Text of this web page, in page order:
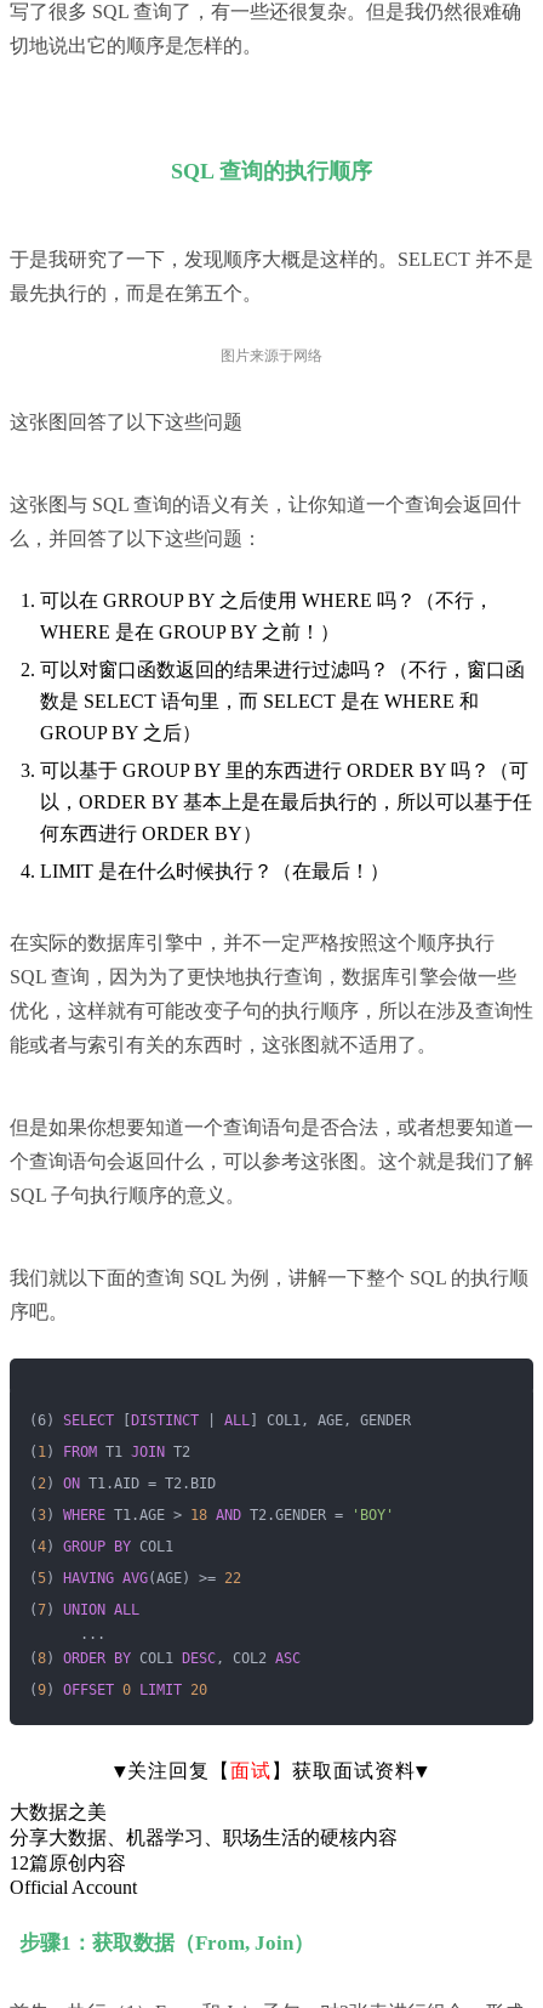
写了很多 SQL 查询了，有一些还很复杂。但是我仍然很难确
切地说出它的顺序是怎样的。
SQL 查询的执行顺序
于是我研究了一下，发现顺序大概是这样的。SELECT 并不是
最先执行的，而是在第五个。
图片来源于网络
这张图回答了以下这些问题
这张图与 SQL 查询的语义有关，让你知道一个查询会返回什
么，并回答了以下这些问题：
可以在 GRROUP BY 之后使用 WHERE 吗？（不行，
WHERE 是在 GROUP BY 之前！）
可以对窗口函数返回的结果进行过滤吗？（不行，窗口函
数是 SELECT 语句里，而 SELECT 是在 WHERE 和
GROUP BY 之后）
可以基于 GROUP BY 里的东西进行 ORDER BY 吗？（可
以，ORDER BY 基本上是在最后执行的，所以可以基于任
何东西进行 ORDER BY）
LIMIT 是在什么时候执行？（在最后！）
在实际的数据库引擎中，并不一定严格按照这个顺序执行
SQL 查询，因为为了更快地执行查询，数据库引擎会做一些
优化，这样就有可能改变子句的执行顺序，所以在涉及查询性
能或者与索引有关的东西时，这张图就不适用了。
但是如果你想要知道一个查询语句是否合法，或者想要知道一
个查询语句会返回什么，可以参考这张图。这个就是我们了解
SQL 子句执行顺序的意义。
我们就以下面的查询 SQL 为例，讲解一下整个 SQL 的执行顺
序吧。
(6) SELECT DISTINCT ALL ] COL1, AGE, GENDER
( 1) FROM T1 JOIN T2
( 2) ON T1.AID = T2.BID
(3) WHERE T1.AGE > 18 AND T2.GENDER =
'BOY'
(4) GROUP BY COL1
(5) HAVING AVG(AGE) >= 22
(7) UNION ALL
...
(8) ORDER BY COL1 DESC, COL2 ASC
(9) OFFSET 0 LIMIT 20
▼关注回复【 面试 】获取面试资料▼
大数据之美
分享大数据、机器学习、职场生活的硬核内容
12篇原创内容
Official Account
步骤1：获取数据（From, Join）